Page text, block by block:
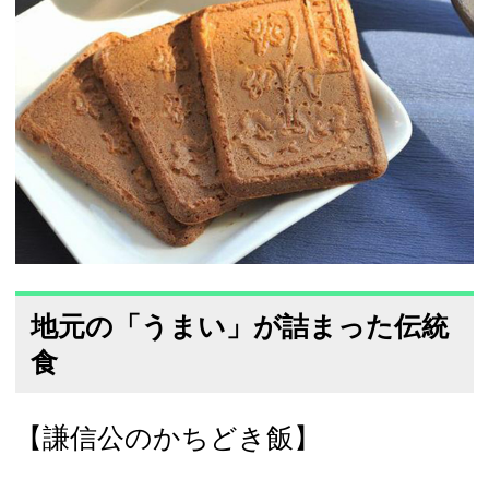
地元の「うまい」が詰まった伝統
食
【謙信公のかちどき飯】